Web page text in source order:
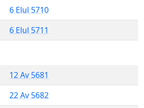
6 Elul 5710
6 Elul 5711
12 Av 5681
22 Av 5682